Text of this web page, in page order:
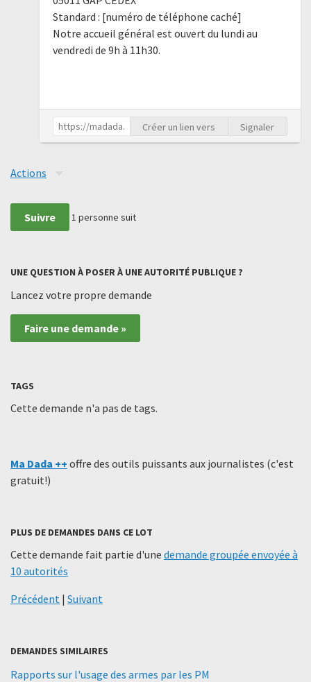
Standard : [numéro de téléphone caché]
Notre accueil général est ouvert du lundi au
vendredi de 9h à 11h30.
Créer un lien vers Signaler
Actions
Suivre 1 personne suit
UNE QUESTION À POSER À UNE AUTORITÉ PUBLIQUE ?
Lancez votre propre demande
Faire une demande »
TAGS
Cette demande n'a pas de tags.
Ma Dada ++ offre des outils puissants aux journalistes (c'est
gratuit!)
PLUS DE DEMANDES DANS CE LOT
Cette demande fait partie d'une demande groupée envoyée à
10 autorités
Précédent | Suivant
DEMANDES SIMILAIRES
Rapports sur l'usage des armes par les PM